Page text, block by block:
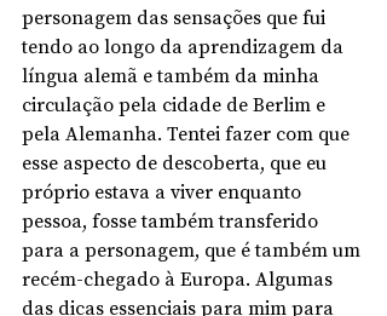
personagem das sensações que fui
tendo ao longo da aprendizagem da
língua alemã e também da minha
circulação pela cidade de Berlim e
pela Alemanha. Tentei fazer com que
esse aspecto de descoberta, que eu
próprio estava a viver enquanto
pessoa, fosse também transferido
para a personagem, que é também um
recém-chegado à Europa. Algumas
das dicas essenciais para mim para